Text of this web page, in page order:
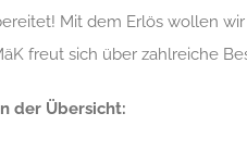
Mit dem Erlös wollen
freut sich über zahlreiche
der Übersicht: